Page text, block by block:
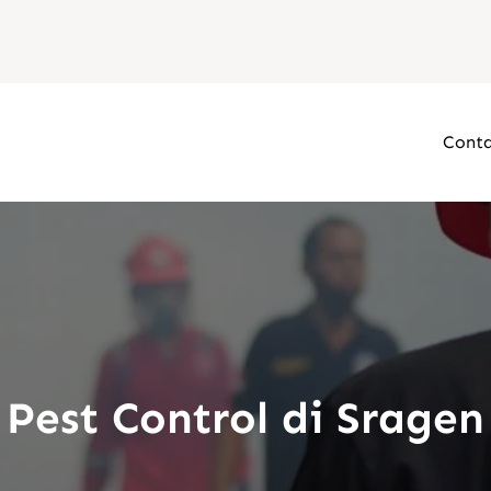
Pest Control di Sragen